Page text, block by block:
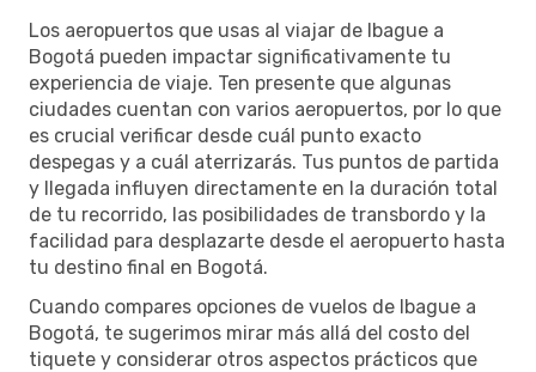
Los aeropuertos que usas al viajar de Ibague a
Bogotá pueden impactar significativamente tu
experiencia de viaje. Ten presente que algunas
ciudades cuentan con varios aeropuertos, por lo que
es crucial verificar desde cuál punto exacto
despegas y a cuál aterrizarás. Tus puntos de partida
y llegada influyen directamente en la duración total
de tu recorrido, las posibilidades de transbordo y la
facilidad para desplazarte desde el aeropuerto hasta
tu destino final en Bogotá.
Cuando compares opciones de vuelos de Ibague a
Bogotá, te sugerimos mirar más allá del costo del
tiquete y considerar otros aspectos prácticos que